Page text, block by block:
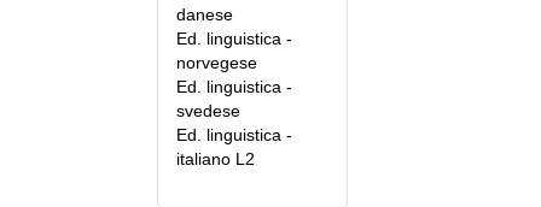
danese
Ed. linguistica -
norvegese
Ed. linguistica -
svedese
Ed. linguistica -
italiano L2